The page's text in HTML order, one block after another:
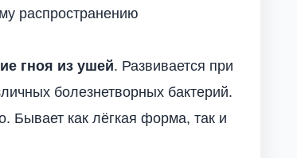
распространению
гноя из ушей. Развивается при
болезнетворных бактерий.
Бывает как лёгкая форма, так и